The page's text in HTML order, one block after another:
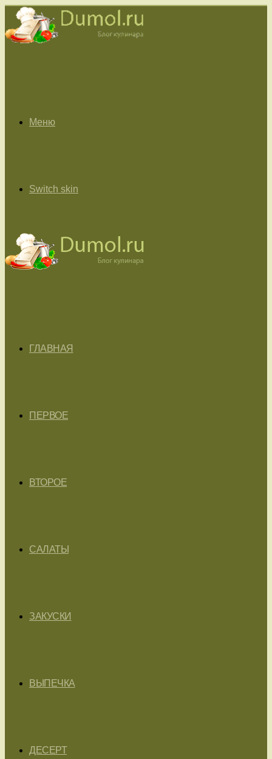
Меню
Switch skin
ГЛАВНАЯ
ПЕРВОЕ
ВТОРОЕ
САЛАТЫ
ЗАКУСКИ
ВЫПЕЧКА
ДЕСЕРТ